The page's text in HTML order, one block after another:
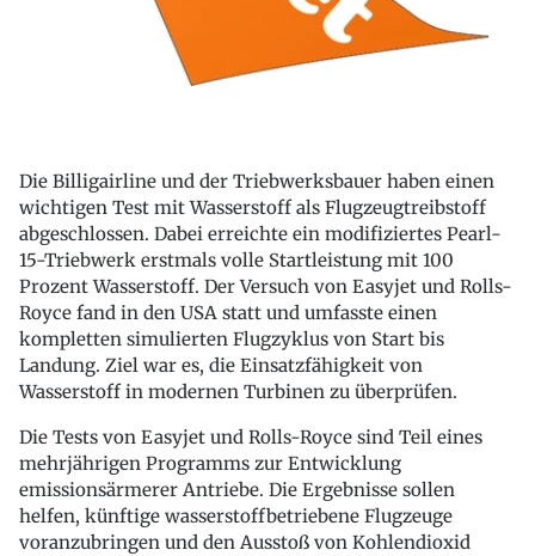
Die Billigairline und der Triebwerksbauer haben einen
wichtigen Test mit Wasserstoff als Flugzeugtreibstoff
abgeschlossen. Dabei erreichte ein modifiziertes Pearl-
15-Triebwerk erstmals volle Startleistung mit 100
Prozent Wasserstoff. Der Versuch von Easyjet und Rolls-
Royce fand in den USA statt und umfasste einen
kompletten simulierten Flugzyklus von Start bis
Landung. Ziel war es, die Einsatzfähigkeit von
Wasserstoff in modernen Turbinen zu überprüfen.
Die Tests von Easyjet und Rolls-Royce sind Teil eines
mehrjährigen Programms zur Entwicklung
emissionsärmerer Antriebe. Die Ergebnisse sollen
helfen, künftige wasserstoffbetriebene Flugzeuge
voranzubringen und den Ausstoß von Kohlendioxid